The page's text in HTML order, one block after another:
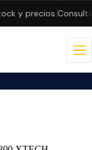
y precios.Consulta